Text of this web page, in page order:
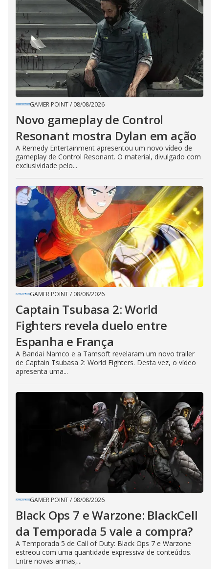
GAMER POINT/ 08/08/2026
Novo gameplay de Control
Resonant mostra Dylan em ação
A Remedy Entertainment apresentou um novo vídeo de
gameplay de Control Resonant. O material, divulgado com
exclusividade pelo...
GAMER POINT/ 08/08/2026
Captain Tsubasa 2: World
Fighters revela duelo entre
Espanha e França
A Bandai Namco e a Tamsoft revelaram um novo trailer
de Captain Tsubasa 2: World Fighters. Desta vez, o vídeo
apresenta uma...
GAMER POINT/ 08/08/2026
Black Ops 7 e Warzone: BlackCell
da Temporada 5 vale a compra?
A Temporada 5 de Call of Duty: Black Ops 7 e Warzone
estreou com uma quantidade expressiva de conteúdos.
Entre novas armas,...